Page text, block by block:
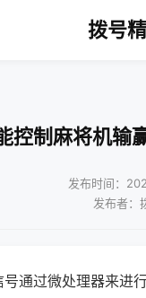
拨号
控制麻将机输
发布时间：
发布者：
通过微处理器来进